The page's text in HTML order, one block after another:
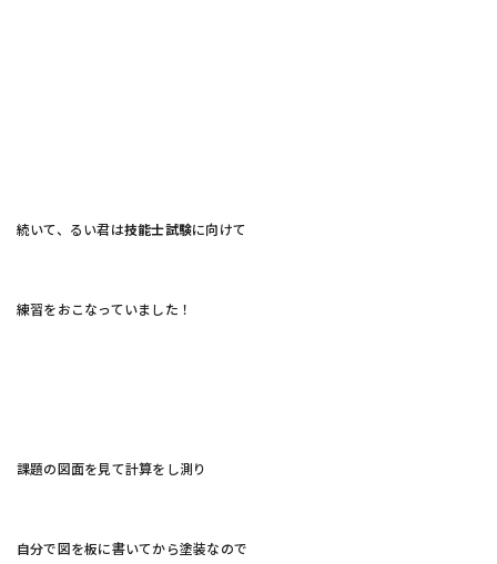
続いて、るい君は技能士試験に向けて
練習をおこなっていました！
課題の図面を見て計算をし測り
自分で図を板に書いてから塗装なので